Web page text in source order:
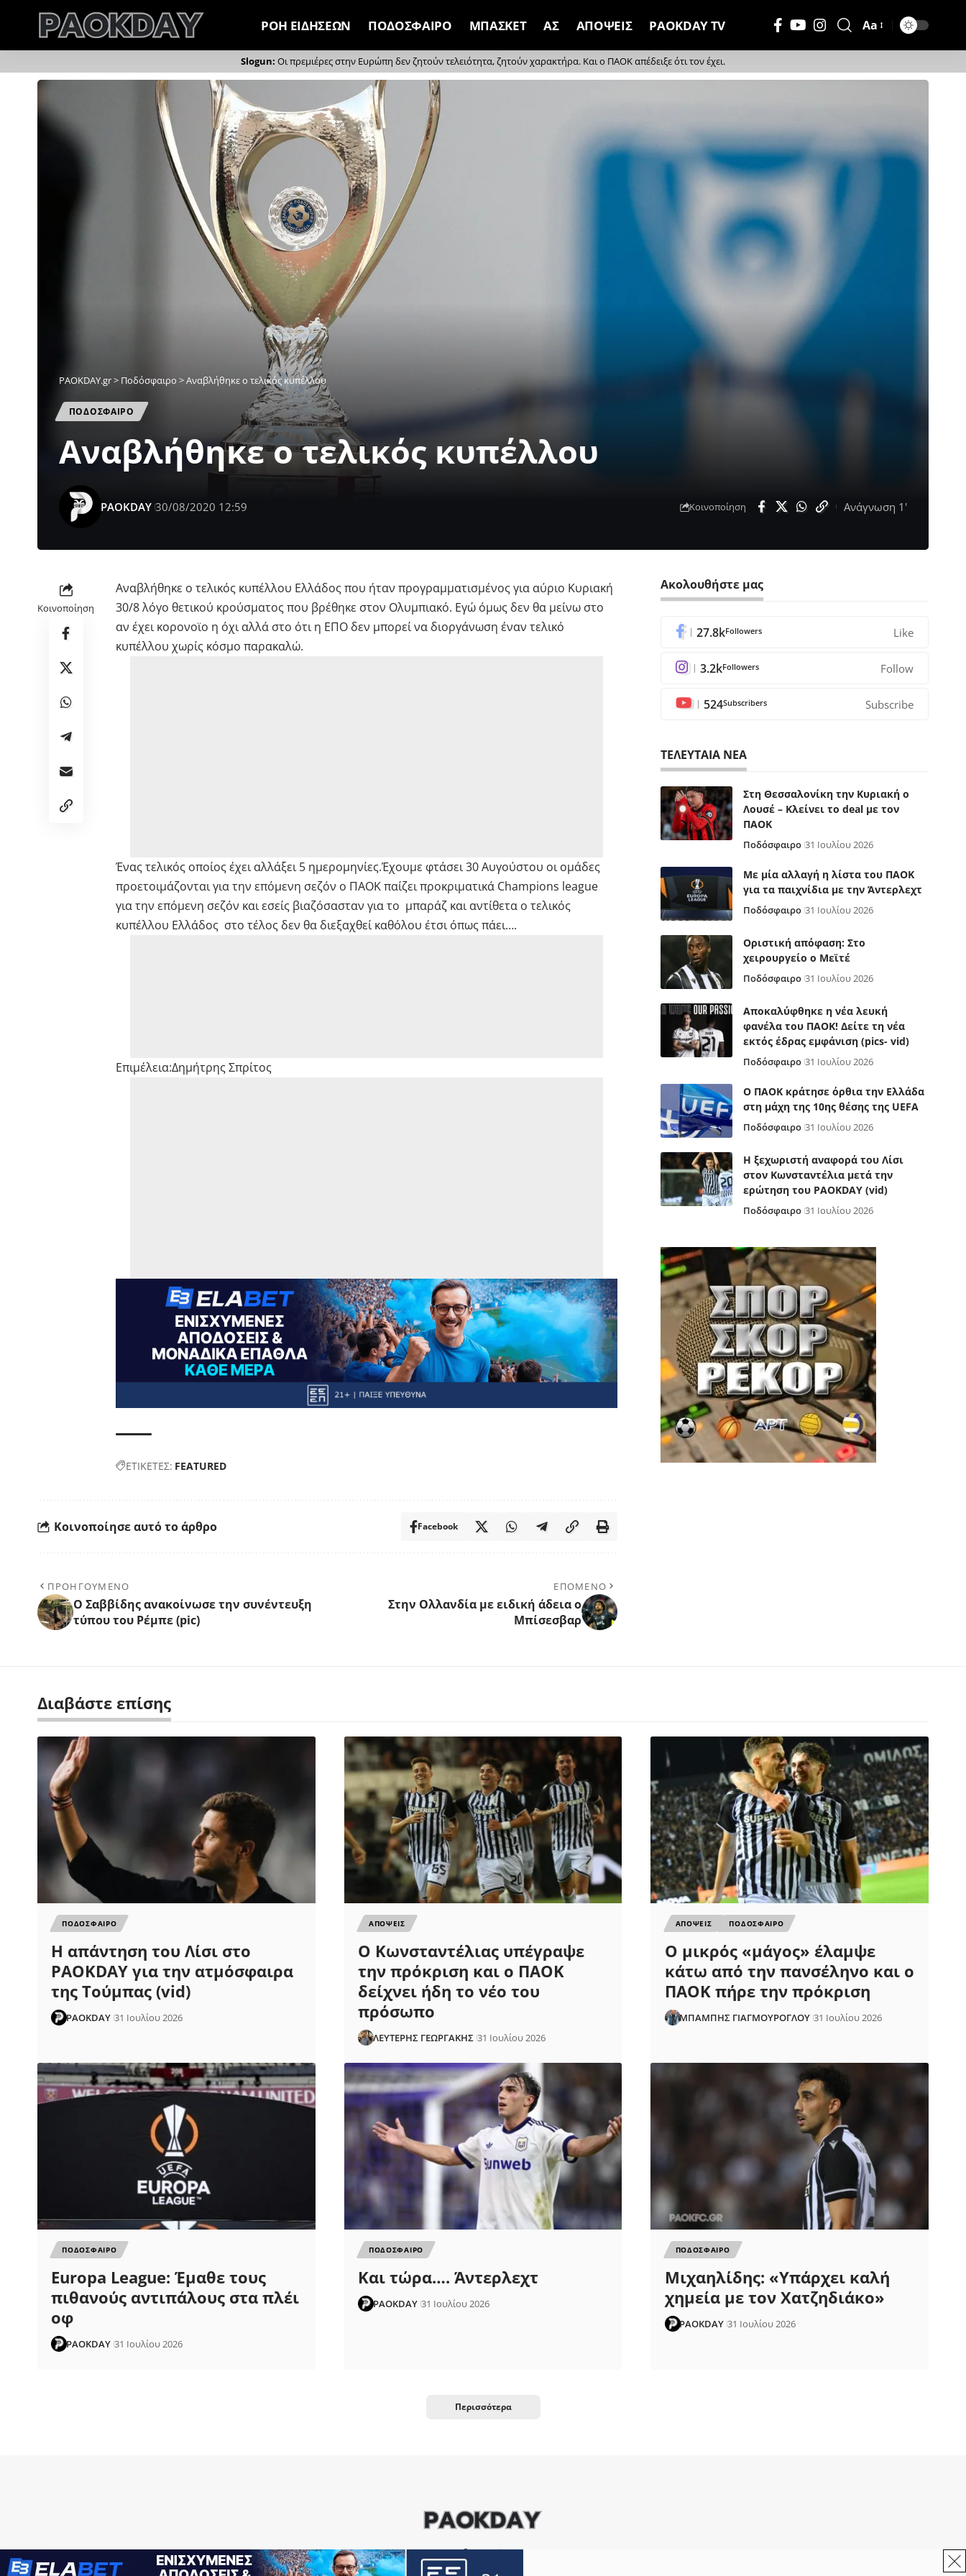
ΡΟΗ ΕΙΔΗΣΕΩΝ ΠΟΔΟΣΦΑΙΡΟ ΜΠΑΣΚΕΤ ΑΣ ΑΠΟΨΕΙΣ PAOKDAY TV
Μέγεθος
Γραμματοσειράς
Aa
Οι πρεμιέρες στην Ευρώπη δεν ζητούν τελειότητα, ζητούν χαρακτήρα. Και ο ΠΑΟΚ απέδειξε ότι τον έχει.
PAOKDAY.gr> Ποδόσφαιρο >Αναβλήθηκε ο τελικός κυπέλλου
ΠΟΔΟΣΦΑΙΡΟ
Αναβλήθηκε ο τελικός κυπέλλου
PAOKDAY 30/08/2020 12:59 Κοινοποίηση Ανάγνωση 1'
Κοινοποίηση
Αναβλήθηκε ο τελικός κυπέλλου Ελλάδος που ήταν προγραμματισμένος για αύριο Κυριακή
30/8 λόγο θετικού κρούσματος που βρέθηκε στον Ολυμπιακό. Εγώ όμως δεν θα μείνω στο
αν έχει κορονοϊο η όχι αλλά στο ότι η ΕΠΟ δεν μπορεί να διοργάνωση έναν τελικό
κυπέλλου χωρίς κόσμο παρακαλώ.
Ένας τελικός οποίος έχει αλλάξει 5 ημερομηνίες.Έχουμε φτάσει 30 Αυγούστου οι ομάδες
προετοιμάζονται για την επόμενη σεζόν ο ΠΑΟΚ παίζει προκριματικά Champions league
για την επόμενη σεζόν και εσείς βιαζόσασταν για το μπαράζ και αντίθετα ο τελικός
κυπέλλου Ελλάδος στο τέλος δεν θα διεξαχθεί καθόλου έτσι όπως πάει….
Επιμέλεια:Δημήτρης Σπρίτος
ΕΤΙΚΕΤΕΣ: FEATURED
Κοινοποίησε αυτό το άρθρο Facebook
ΠΡΟΗΓΟΥΜΕΝΟ
Ο Σαββίδης ανακοίνωσε την συνέντευξη
τύπου του Ρέμπε (pic)
ΕΠΟΜΕΝΟ
Στην Ολλανδία με ειδική άδεια ο
Μπίσεσβαρ
Ακολουθήστε μας
27.8kFollowers Like
3.2kFollowers Follow
524Subscribers Subscribe
ΤΕΛΕΥΤΑΙΑ ΝΕΑ
Στη Θεσσαλονίκη την Κυριακή ο
Λουσέ – Κλείνει το deal με τον
ΠΑΟΚ
Ποδόσφαιρο 31 Ιουλίου 2026
Με μία αλλαγή η λίστα του ΠΑΟΚ
για τα παιχνίδια με την Άντερλεχτ
Ποδόσφαιρο 31 Ιουλίου 2026
Οριστική απόφαση: Στο
χειρουργείο ο Μεϊτέ
Ποδόσφαιρο 31 Ιουλίου 2026
Αποκαλύφθηκε η νέα λευκή
φανέλα του ΠΑΟΚ! Δείτε τη νέα
εκτός έδρας εμφάνιση (pics- vid)
Ποδόσφαιρο 31 Ιουλίου 2026
Ο ΠΑΟΚ κράτησε όρθια την Ελλάδα
στη μάχη της 10ης θέσης της UEFA
Ποδόσφαιρο 31 Ιουλίου 2026
Η ξεχωριστή αναφορά του Λίσι
στον Κωνσταντέλια μετά την
ερώτηση του PAOKDAY (vid)
Ποδόσφαιρο 31 Ιουλίου 2026
Διαβάστε επίσης
ΠΟΔΟΣΦΑΙΡΟ
Η απάντηση του Λίσι στο
PAOKDAY για την ατμόσφαιρα
της Τούμπας (vid)
PAOKDAY 31 Ιουλίου 2026
ΑΠΟΨΕΙΣ
Ο Κωνσταντέλιας υπέγραψε
την πρόκριση και ο ΠΑΟΚ
δείχνει ήδη το νέο του
πρόσωπο
ΛΕΥΤΕΡΗΣ ΓΕΩΡΓΑΚΗΣ 31 Ιουλίου 2026
ΑΠΟΨΕΙΣ ΠΟΔΟΣΦΑΙΡΟ
Ο μικρός «μάγος» έλαμψε
κάτω από την πανσέληνο και ο
ΠΑΟΚ πήρε την πρόκριση
ΜΠΑΜΠΗΣ ΓΙΑΓΜΟΥΡΟΓΛΟΥ 31 Ιουλίου 2026
ΠΟΔΟΣΦΑΙΡΟ
Europa League: Έμαθε τους
πιθανούς αντιπάλους στα πλέι
οφ
PAOKDAY 31 Ιουλίου 2026
ΠΟΔΟΣΦΑΙΡΟ
Και τώρα…. Άντερλεχτ
PAOKDAY 31 Ιουλίου 2026
ΠΟΔΟΣΦΑΙΡΟ
Μιχαηλίδης: «Υπάρχει καλή
χημεία με τον Χατζηδιάκο»
PAOKDAY 31 Ιουλίου 2026
Περισσότερα